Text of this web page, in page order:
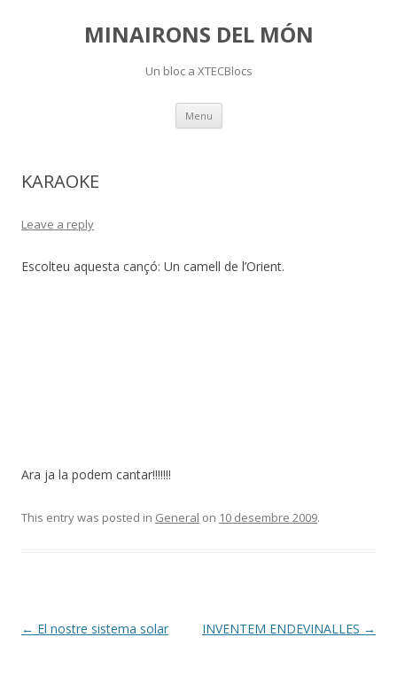
MINAIRONS DEL MÓN
Un bloc a XTECBlocs
Menu Skip
content
KARAOKE
Leave a reply
Escolteu aquesta cançó: Un camell de l’Orient.
Ara ja la podem cantar!!!!!!!
This entry was posted in General on 10 desembre 2009.
Post
← El nostre sistema solar INVENTEM ENDEVINALLES →